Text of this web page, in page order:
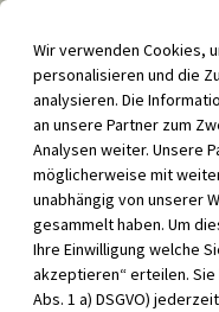
Inhalt der Seite anspringen
Menü für barrierefreie
Wir verwenden Cookies,
personalisieren und die
analysieren. Die
an unsere Partner zum
Analysen weiter. Unsere
möglicherweise mit
unabhängig von unserer
gesammelt haben. Um
Ihre Einwilligung welche
akzeptieren“ erteilen.
Abs. 1 a) DSGVO)